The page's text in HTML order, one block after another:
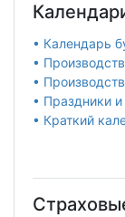
• Календарь
•
•
• Праздники
• Краткий